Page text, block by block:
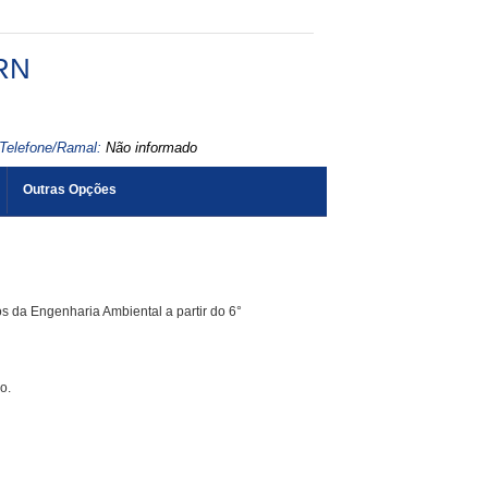
Telefone/Ramal: Não informado
Outras Opções
da Engenharia Ambiental a partir do 6°